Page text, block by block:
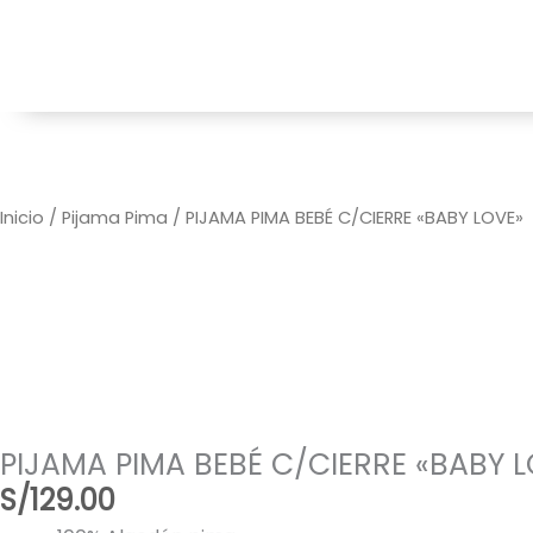
o r
Inicio / Pijama Pima / PIJAMA PIMA BEBÉ C/CIERRE «BABY LOVE»
PIJAMA PIMA BEBÉ C/CIERRE «BABY
S/129.00